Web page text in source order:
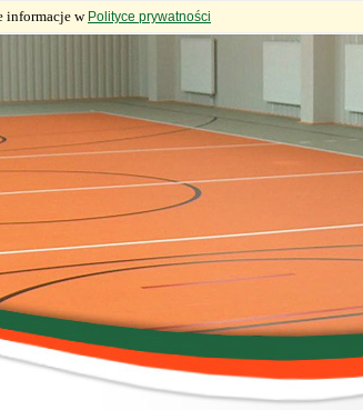
informacje w Polityce prywatności